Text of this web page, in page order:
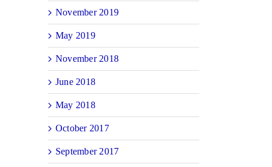
November 2019
May 2019
November 2018
June 2018
May 2018
October 2017
September 2017